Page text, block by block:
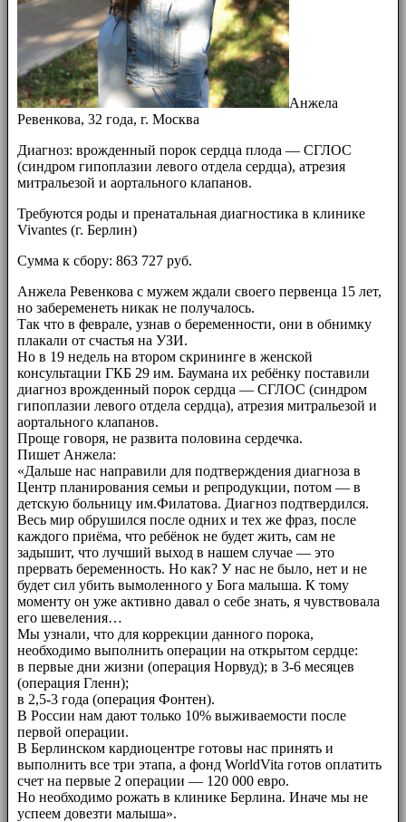
Анжела
Ревенкова, 32 года, г. Москва
Диагноз: врожденный порок сердца плода — СГЛОС
(синдром гипоплазии левого отдела сердца), атрезия
митральезой и аортального клапанов.
Требуются роды и пренатальная диагностика в клинике
Vivantes (г. Берлин)
Сумма к сбору: 863 727 руб.
Анжела Ревенкова с мужем ждали своего первенца 15 лет,
но забеременеть никак не получалось.
Так что в феврале, узнав о беременности, они в обнимку
плакали от счастья на УЗИ.
Но в 19 недель на втором скрининге в женской
консультации ГКБ 29 им. Баумана их ребёнку поставили
диагноз врожденный порок сердца — СГЛОС (синдром
гипоплазии левого отдела сердца), атрезия митральезой и
аортального клапанов.
Проще говоря, не развита половина сердечка.
Пишет Анжела:
«Дальше нас направили для подтверждения диагноза в
Центр планирования семьи и репродукции, потом — в
детскую больницу им.Филатова. Диагноз подтвердился.
Весь мир обрушился после одних и тех же фраз, после
каждого приёма, что ребёнок не будет жить, сам не
задышит, что лучший выход в нашем случае — это
прервать беременность. Но как? У нас не было, нет и не
будет сил убить вымоленного у Бога малыша. К тому
моменту он уже активно давал о себе знать, я чувствовала
его шевеления…
Мы узнали, что для коррекции данного порока,
необходимо выполнить операции на открытом сердце:
в первые дни жизни (операция Норвуд); в 3-6 месяцев
(операция Гленн);
в 2,5-3 года (операция Фонтен).
В России нам дают только 10% выживаемости после
первой операции.
В Берлинском кардиоцентре готовы нас принять и
выполнить все три этапа, а фонд WorldVita готов оплатить
счет на первые 2 операции — 120 000 евро.
Но необходимо рожать в клинике Берлина. Иначе мы не
успеем довезти малыша».